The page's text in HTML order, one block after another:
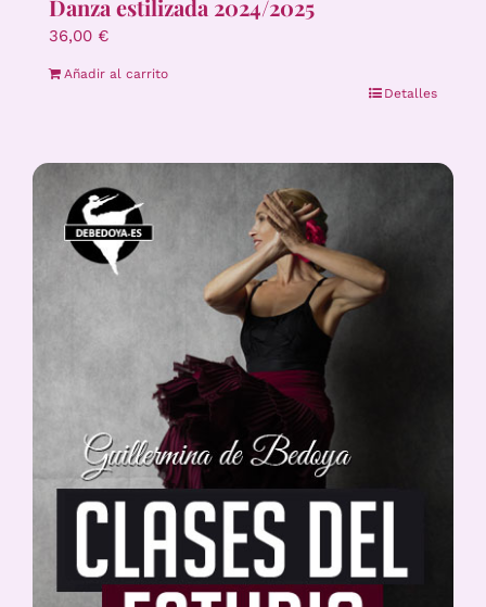
Danza estilizada 2024/2025
36,00 €
Añadir al carrito
Detalles